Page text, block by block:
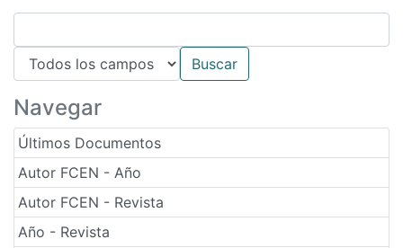
Navegar
Últimos Documentos
Autor FCEN - Año
Autor FCEN - Revista
Año - Revista